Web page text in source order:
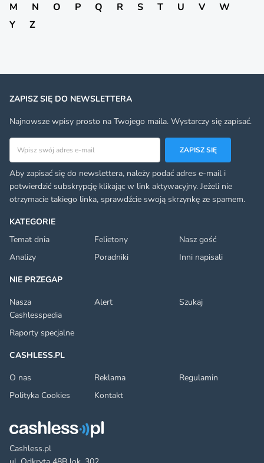
M
N O P Q R S T U V
W
Y
Z
Cashless.pl
KATEGORIE
Temat dnia
Felietony
Nasz gość
Analizy
Poradniki
Inni napisali
NIE PRZEGAP
Nasza
Cashlesspedia
Alert Szukaj
Raporty specjalne
CASHLESS.PL
O nas
Reklama
Regulamin
Polityka Cookies
Kontakt
ZAPISZ SIĘ DO NEWSLETTERA
Najnowsze wpisy prosto na Twojego maila. Wystarczy się zapisać.
ZAPISZ SIĘ
Aby zapisać się do newslettera, należy podać adres e-mail i
potwierdzić subskrypcję klikając w link aktywacyjny. Jeżeli nie
otrzymacie takiego linka, sprawdźcie swoją skrzynkę ze spamem.